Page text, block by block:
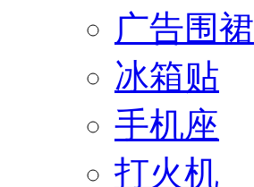
广告围裙
冰箱贴
手机座
打火机